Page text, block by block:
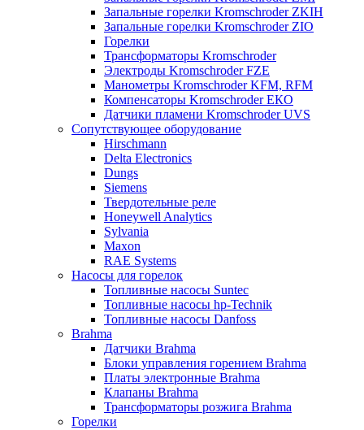
Запальные горелки Kromschroder ZKIH
Запальные горелки Kromschroder ZIO
Горелки
Трансформаторы Kromschroder
Электроды Kromschroder FZE
Манометры Kromschroder KFM, RFM
Компенсаторы Kromschroder ЕКО
Датчики пламени Kromschroder UVS
Сопутствующее оборудование
Hirschmann
Delta Electronics
Dungs
Siemens
Твердотельные реле
Honeywell Analytics
Sylvania
Maxon
RAE Systems
Насосы для горелок
Топливные насосы Suntec
Топливные насосы hp-Technik
Топливные насосы Danfoss
Brahma
Датчики Brahma
Блоки управления горением Brahma
Платы электронные Brahma
Клапаны Brahma
Трансформаторы розжига Brahma
Горелки